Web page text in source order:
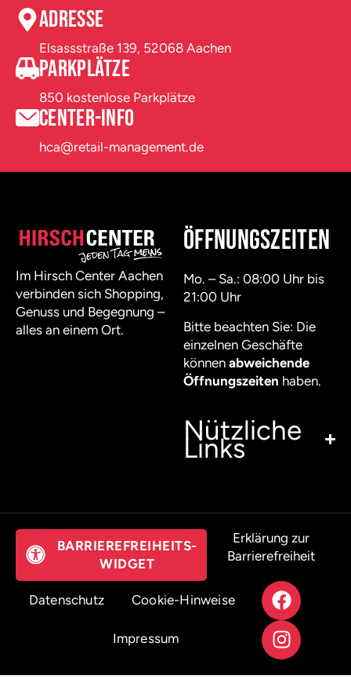
Adresse
Elsassstraße 139, 52068 Aachen
Parkplätze
850 kostenlose Parkplätze
Center-Info
hca@retail-management.de
Im Hirsch Center Aachen
verbinden sich Shopping,
Genuss und Begegnung –
alles an einem Ort.
Öffnungszeiten
Mo. – Sa.: 08:00 Uhr bis
21:00 Uhr
Bitte beachten Sie: Die
einzelnen Geschäfte
können abweichende
Öffnungszeiten haben.
Nützliche
Links
BARRIEREFREIHEITS-
WIDGET
Erklärung zur
Barrierefreiheit
Datenschutz Cookie-Hinweise
Impressum